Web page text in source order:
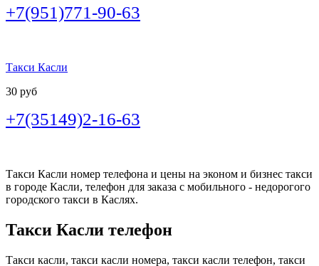
+7(951)771-90-63
Такси Касли
30 руб
+7(35149)2-16-63
Такси Касли номер телефона и цены на эконом и бизнес такси
в городе Касли, телефон для заказа с мобильного - недорогого
городского такси в Каслях.
Такси Касли телефон
Такси касли, такси касли номера, такси касли телефон, такси